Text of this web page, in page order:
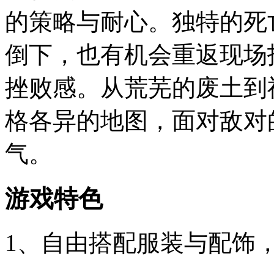
的策略与耐心。独特的
倒下，也有机会重返现
挫败感。从荒芜的废土
格各异的地图，面对敌
气。
游戏特色
1、自由搭配服装与配饰